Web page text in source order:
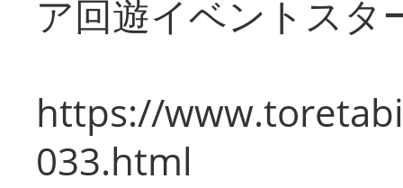
ア回遊イベントスタ
https://
033.html